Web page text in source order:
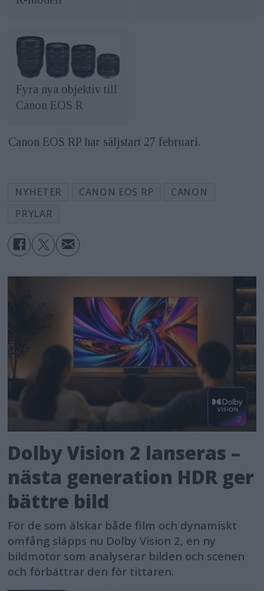
Fyra nya objektiv till
Canon EOS R
Canon EOS RP har säljstart 27 februari.
NYHETER CANON EOS RP
CANON
PRYLAR
Dolby Vision 2 lanseras –
nästa generation HDR ger
bättre bild
För de som älskar både film och dynamiskt
omfång släpps nu Dolby Vision 2, en ny
bildmotor som analyserar bilden och scenen
och förbättrar den för tittaren.